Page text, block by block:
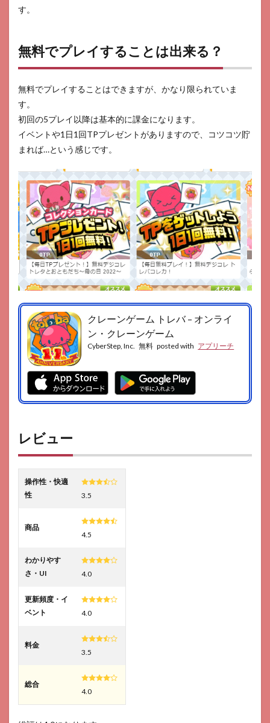
す。
無料でプレイすることは出来る？
無料でプレイすることはできますが、かなり限られていま
す。
初回の5プレイ以降は基本的に課金になります。
イベントや1日1回TPプレゼントがありますので、コツコツ貯
まれば…という感じです。
クレーンゲーム トレバ – オンライ
ン・クレーンゲーム
CyberStep, Inc. 無料 posted with アプリーチ
レビュー
操作性・快適
性
3.5
商品
4.5
わかりやす
さ・UI
4.0
更新頻度・イ
ベント
4.0
料金
3.5
総合
4.0